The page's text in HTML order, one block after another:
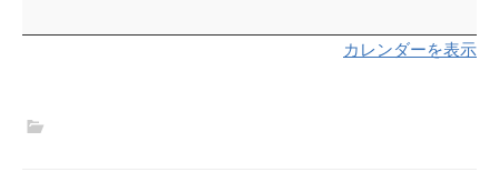
拝
カレンダーを表示